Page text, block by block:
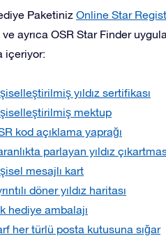
Paketiniz Online Star
ve ayrıca OSR Star Finder
içeriyor:
yıldız sertifikası
mektup
kod açıklama yaprağı
parlayan yıldız
mesajlı kart
döner yıldız haritası
hediye ambalajı
her türlü posta kutusuna sığar